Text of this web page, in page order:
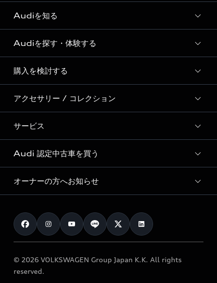
Audiを知る
Audi ブランド
Story of Progress
Audi Sport
Formula 1®
デジタルサービス
Audiを探す・体験する
ディーラー検索
新車在庫検索
試乗車・展示車検索
見積り依頼
試乗予約
購入を検討する
モデル一覧
特別仕様モデル / 限定モデル
e-tronラインアップ
価格シミュレーション
車両比較
カタログ一覧
アクセサリー / コレクション
純正アクセサリー
オンラインショップ
Audi collection
アウディナビアプリ
サービス
サービス入庫予約
サービスプログラム
メンテナンス
車検 / 定期点検
e-tronアフターサポート
myAudi
Audi 認定中古車を買う
Audi認定中古車
クオリティ
保証
メンテナンス
オーナーの方へお知らせ
お知らせ
オーナー様向けキャンペーン
特定整備適用車一覧
© 2026 VOLKSWAGEN Group Japan K.K. All rights
reserved.